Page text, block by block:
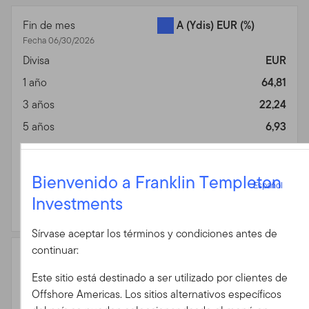
Iniciar sesión
ID de usuario
Contraseña
Fin de mes
Fecha 06/30/2026
A (Ydis) EUR (%)
Divisa
EUR
1 año
64,81
3 años
22,24
5 años
6,93
10 años
8,98
Desde lanzamiento
10/25/2005
8,10
Fin de mes
Fecha 06/30/2026
Japan 10/40 Index-
NR - Linked(%)
Bienvenido a Franklin Templeton
Investments
Español
Sírvase aceptar los términos y condiciones antes de
continuar:
Este sitio está destinado a ser utilizado por clientes de
Offshore Americas. Los sitios alternativos específicos